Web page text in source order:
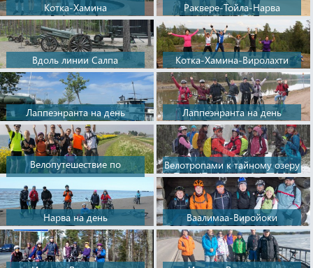
Котка-Хамина Раквере-Тойла-Нарва
Вдоль линии Салпа Котка-Хамина-Виролахти
Лаппеэнранта на день Лаппеэнранта на день
Велопутешествие по
Нидерландам
Велотропами к тайному озеру
Нарва на день Ваалимаа-Виройоки